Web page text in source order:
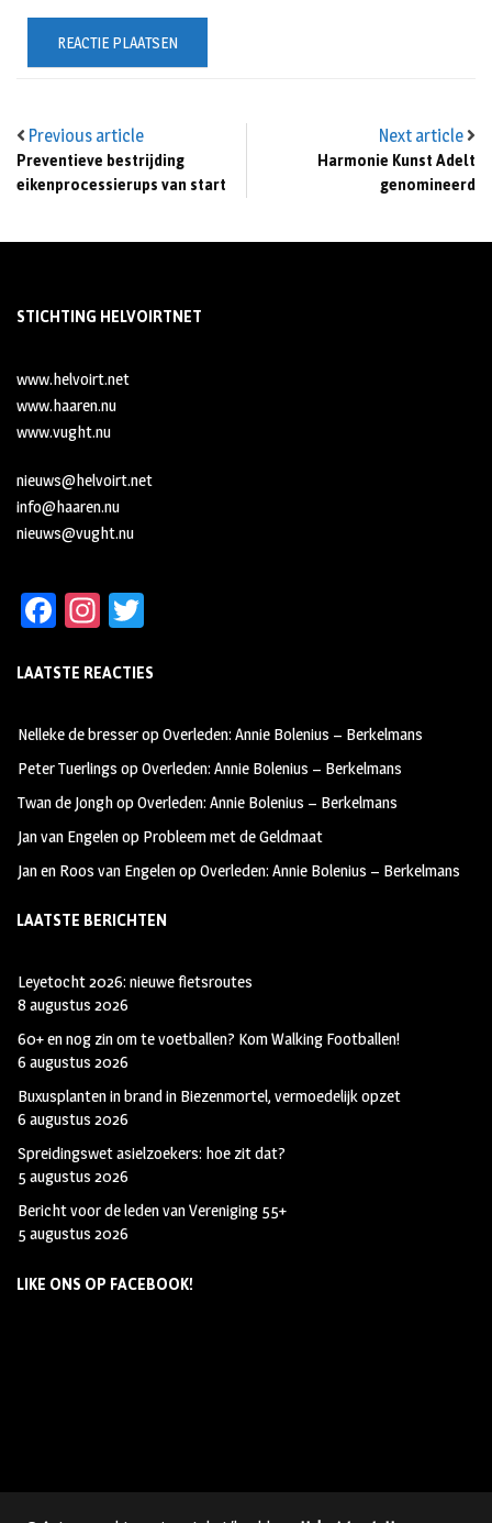
Previous article
Preventieve bestrijding
eikenprocessierups van start
Next article
Harmonie Kunst Adelt
genomineerd
STICHTING HELVOIRTNET
www.helvoirt.net
www.haaren.nu
www.vught.nu
nieuws@helvoirt.net
info@haaren.nu
nieuws@vught.nu
Fa
b
oo
k
In
ag
m
tt
LAATSTE REACTIES
Nelleke de bresseropOverleden: Annie Bolenius – Berkelmans
Peter Tuerlings opOverleden: Annie Bolenius – Berkelmans
Twan de JonghopOverleden: Annie Bolenius – Berkelmans
Jan van Engelenop Probleem met de Geldmaat
Jan en Roos van EngelenopOverleden: Annie Bolenius – Berkelmans
LAATSTE BERICHTEN
Leyetocht 2026: nieuwe fietsroutes
8 augustus 2026
60+ en nog zin om te voetballen? Kom Walking Footballen!
6 augustus 2026
Buxusplanten in brand in Biezenmortel, vermoedelijk opzet
6 augustus 2026
Spreidingswet asielzoekers: hoe zit dat?
5 augustus 2026
Bericht voor de leden van Vereniging 55+
5 augustus 2026
LIKE ONS OP FACEBOOK!